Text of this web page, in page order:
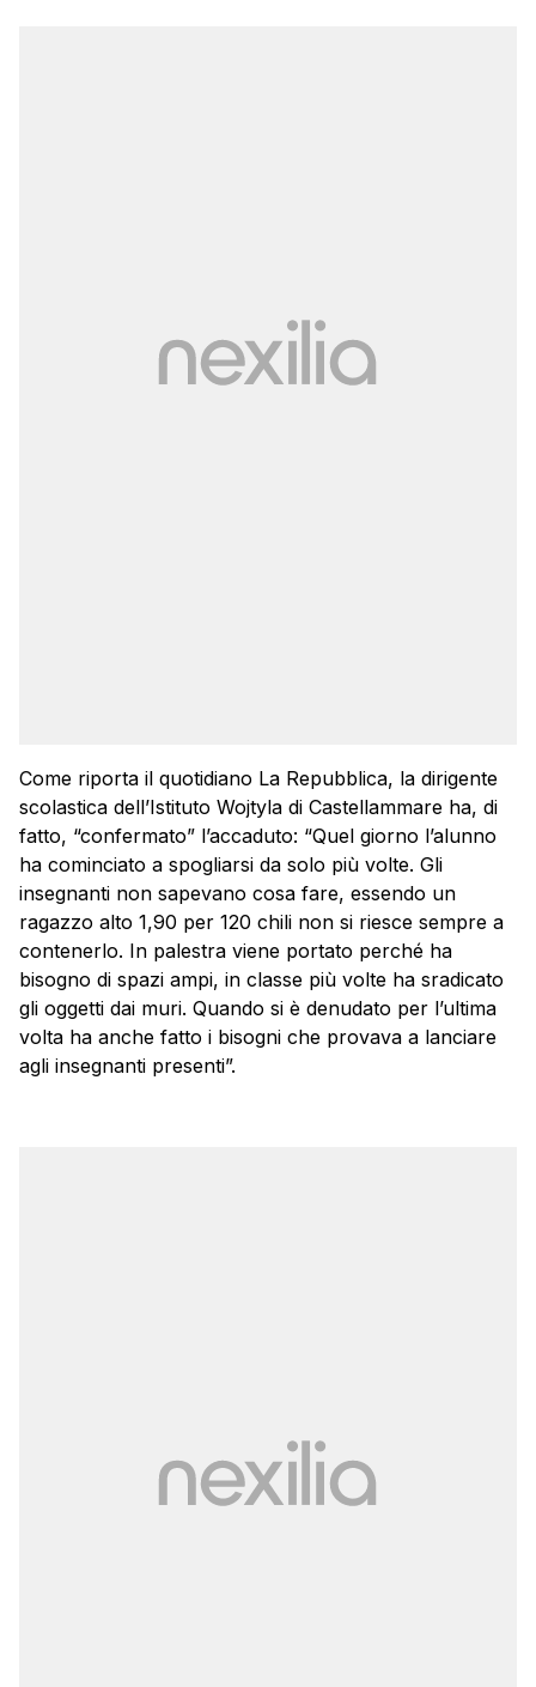
Come riporta il quotidiano La Repubblica, la dirigente
scolastica dell’Istituto Wojtyla di Castellammare ha, di
fatto, “confermato” l’accaduto: “Quel giorno l’alunno
ha cominciato a spogliarsi da solo più volte. Gli
insegnanti non sapevano cosa fare, essendo un
ragazzo alto 1,90 per 120 chili non si riesce sempre a
contenerlo. In palestra viene portato perché ha
bisogno di spazi ampi, in classe più volte ha sradicato
gli oggetti dai muri. Quando si è denudato per l’ultima
volta ha anche fatto i bisogni che provava a lanciare
agli insegnanti presenti”.